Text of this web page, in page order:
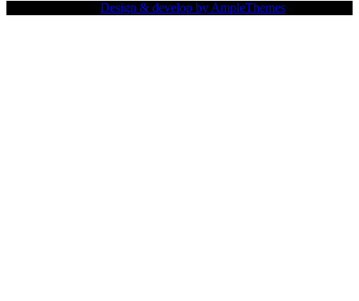
Design & develop by AmpleThemes